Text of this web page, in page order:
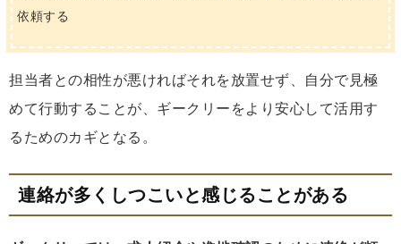
依頼する
担当者との相性が悪ければそれを放置せず、自分で見極
めて行動することが、ギークリーをより安心して活用す
るためのカギとなる。
連絡が多くしつこいと感じることがある